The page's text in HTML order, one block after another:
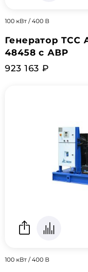
100 кВт / 400 В
Генератор ТСС
48458 с АВР
923 163 ₽
100 кВт / 400 В